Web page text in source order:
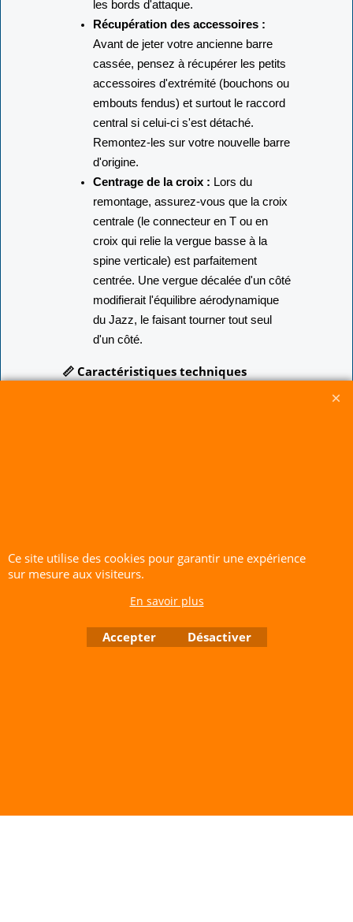
connecteurs en caoutchouc situés sur
les bords d'attaque.
Récupération des accessoires :
Avant de jeter votre ancienne barre
cassée, pensez à récupérer les petits
accessoires d'extrémité (bouchons ou
embouts fendus) et surtout le raccord
central si celui-ci s'est détaché.
Remontez-les sur votre nouvelle barre
d'origine.
Centrage de la croix :Lors du
remontage, assurez-vous que la croix
centrale (le connecteur en T ou en
croix qui relie la vergue basse à la
spine verticale) est parfaitement
centrée. Une vergue décalée d'un côté
modifierait l'équilibre aérodynamique
du Jazz, le faisant tourner tout seul
d'un côté.
Configuration : Vendue à l'unité (tube
prêt à l'emploi).
CERF-VOLANT SERVICE 53 rue de Thubeauville 62650 Parenty. France
Site de Vente Par Correspondance.
Ce site utilise des cookies pour garantir une expérience
sur mesure aux visiteurs.
En savoir plus
Accepter Désactiver